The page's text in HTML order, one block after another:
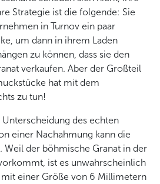
Strategie ist die folgende: Sie
in Turnov ein paar
um dann in ihrem Laden
zu können, dass sie den
verkaufen. Aber der Großteil
hat mit dem
zu tun!
des echten
einer Nachahmung kann die
Weil der böhmische Granat in der
ist es unwahrscheinlich
einer Größe von 6 Millimetern